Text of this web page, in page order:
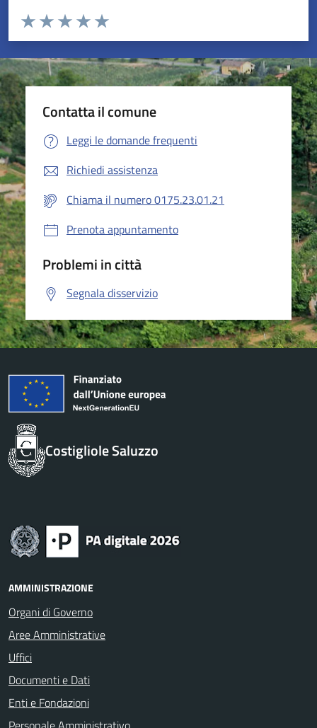
Valuta da 1 a 5 stelle la pagina
Valuta 5 stelle su 5
Valuta 4 stelle su 5
Valuta 3 stelle su 5
Valuta 2 stelle su 5
Valuta 1 stelle su 5
Contatta il comune
Leggi le domande frequenti
Richiedi assistenza
Chiama il numero 0175.23.01.21
Prenota appuntamento
Problemi in città
Segnala disservizio
Costigliole Saluzzo
AMMINISTRAZIONE
Organi di Governo
Aree Amministrative
Uffici
Documenti e Dati
Enti e Fondazioni